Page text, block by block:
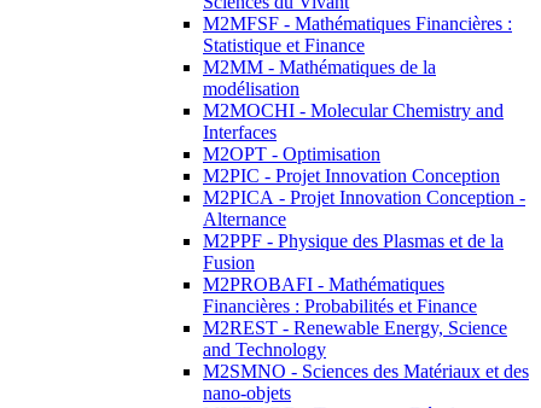
M2MFSF - Mathématiques Financières :
Statistique et Finance
M2MM - Mathématiques de la
modélisation
M2MOCHI - Molecular Chemistry and
Interfaces
M2OPT - Optimisation
M2PIC - Projet Innovation Conception
M2PICA - Projet Innovation Conception -
Alternance
M2PPF - Physique des Plasmas et de la
Fusion
M2PROBAFI - Mathématiques
Financières : Probabilités et Finance
M2REST - Renewable Energy, Science
and Technology
M2SMNO - Sciences des Matériaux et des
nano-objets